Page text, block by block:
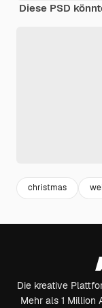
Diese PSD
christmas
Die kreative
Mehr als 1 Million